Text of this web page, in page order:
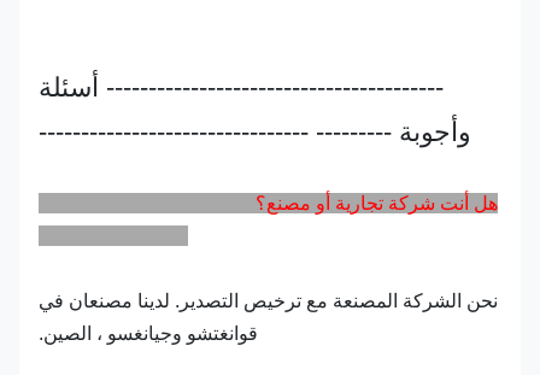
---------------------------------------- أسئلة
وأجوبة --------- --------------------------------
هل أنت شركة تجارية أو مصنع؟
نحن الشركة المصنعة مع ترخيص التصدير. لدينا مصنعان في
قوانغتشو وجيانغسو ، الصين.